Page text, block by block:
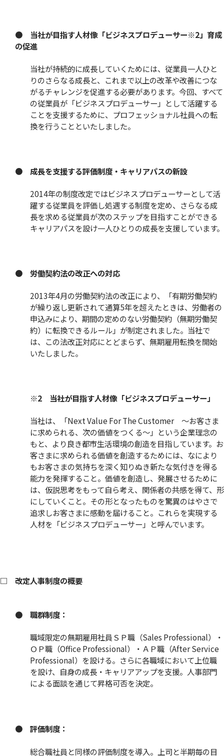
● 当社が目指す人材像「ビジネスプロデューサー※2」育成
の促進
当社が持続的に成長していくためには、従業員一人ひと
りのさらなる成長と、これまで以上の改革や改善につな
がるチャレンジを促進する必要があります。今回、すべて
の従業員が「ビジネスプロデューサー」として活躍する
ことを支援するために、プロフェッショナル社員への転
換を行うことといたしました。
● 成長を支援する評価制度・キャリアパスの新設
2014年の制度改定ではビジネスプロデューサーとして活
躍する従業員を評価し処遇する制度を定め、さらなる成
長を求める従業員が次のステップを目指すことができる
キャリアパスを設け一人ひとりの成長を支援しています。
● 労働契約法の改正への対応
2013年4月の労働契約法の改正により、「有期労働契約
が繰り返し更新されて通算5年を超えたときは、労働者の
申込みにより、期間の定めのない労働契約（無期労働契
約）に転換できるルール」が制定されました。当社で
は、この法改正対応にとどまらず、無期雇用転換を開始
いたしました。
※2 当社が目指す人材像「ビジネスプロデューサー」
当社は、「Next Value For The Customer 〜お客さま
に求められる、次の価値をつくる〜」という企業理念の
もと、より良き都市生活環境の創造を目指しています。お
客さまに求められる価値を創造するためには、なにより
もお客さまの気持ちを深く知りぬき新たな気付きを得る
能力を発揮すること。価値を創造し、発展させるために
は、仮説思考をもって自ら考え、関係者の共感を得て、形
にしていくこと。その形となったものを驚異のはやさで
追求しお客さまに感動を届けること。これらを実現する
人材を「ビジネスプロデューサー」と呼んでいます。
□ 改定人事制度の概要
● 職群制度：
職域限定の無期雇用社員ＳＰ職（Sales Professional）・
ＯＰ職（Office Professional）・ＡＰ職（After Service
Professional）を設ける。さらに各職域において上位職
を設け、自身の成長・キャリアアップを支援。人事部門
による面談を通じて昇格可否を決定。
● 評価制度：
総合職社員と同様の評価制度を導入。上司と半期毎の目